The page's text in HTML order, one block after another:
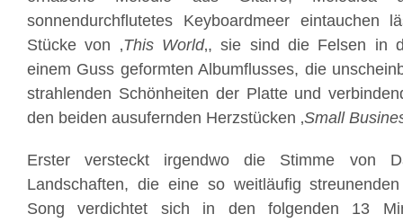
sonnendurchflutetes Keyboardmeer eintauchen
Stücke von ‚This World‚, sie sind die Felsen in
einem Guss geformten Albumflusses, die
strahlenden Schönheiten der Platte und
den beiden ausufernden Herzstücken ‚Small
Erster versteckt irgendwo die Stimme von
Landschaften, die eine so weitläufig
Song verdichtet sich in den folgenden 13